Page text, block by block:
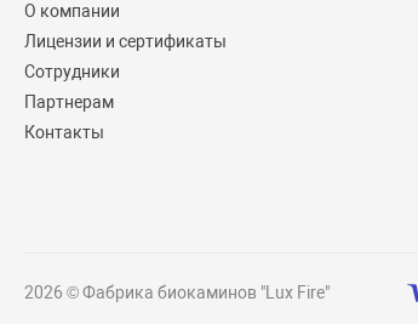
О компании
Лицензии и сертификаты
Сотрудники
Партнерам
Контакты
2026 © Фабрика биокаминов "Lux Fire"